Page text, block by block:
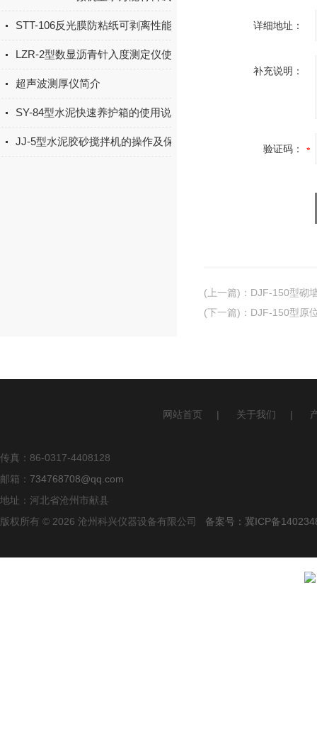
STT-106反光膜防粘纸可剥离性能测定仪说明书
LZR-2型数显沥青针入度测定仪使用说明书
超声波测厚仪简介
SY-84型水泥快速养护箱的使用说明书
JJ-5型水泥胶砂搅拌机的操作及保养
详细地址：
补充说明：
验证码：
(上一篇) ： DJF-150型砌
(下一篇) ： DJF-150型原
网站首页 | 关于我们 |
传真：86-0317-4408128
邮箱： 734768708@qq.com
地址：河北省沧州市献县
版权所有 © 2026 沧州科兴仪器设备有限公司 备案号：冀ICP备